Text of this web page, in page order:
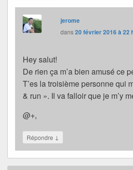
jerome
dans20 février 2016 à 22
Hey salut!
De rien ça m’a bien amusé ce
T’es la troisième personne qui
& run ». Il va falloir que je m’y
@+,
Répondre ↓